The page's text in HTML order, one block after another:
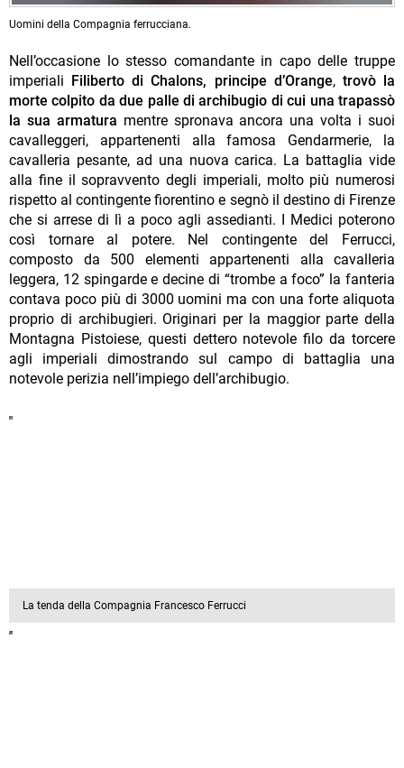
Uomini della Compagnia ferrucciana.
Nell’occasione lo stesso comandante in capo delle truppe
imperiali
Filiberto di Chalons, principe d’Orange, trovò la
morte colpito da due palle di archibugio di cui una trapassò
la sua armatura mentre spronava ancora una volta i suoi
cavalleggeri, appartenenti alla famosa Gendarmerie, la
cavalleria pesante, ad una nuova carica. La battaglia vide
alla fine il sopravvento degli imperiali, molto più numerosi
rispetto al contingente fiorentino e segnò il destino di Firenze
che si arrese di lì a poco agli assedianti. I Medici poterono
così tornare al potere. Nel contingente del Ferrucci,
composto da 500 elementi appartenenti alla cavalleria
leggera, 12 spingarde e decine di “trombe a foco” la fanteria
contava poco più di 3000 uomini ma con una forte aliquota
proprio di archibugieri. Originari per la maggior parte della
Montagna Pistoiese, questi dettero notevole filo da torcere
agli imperiali dimostrando sul campo di battaglia una
notevole perizia nell’impiego dell’archibugio.
La tenda della Compagnia Francesco Ferrucci